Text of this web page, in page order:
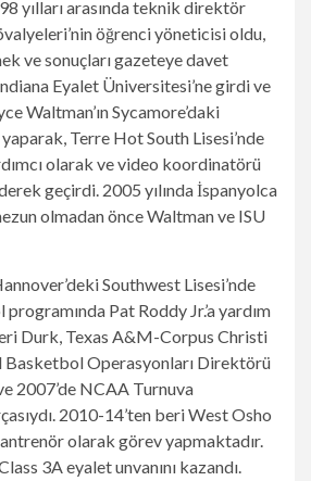
yılları arasında teknik direktör
öğrenci yöneticisi oldu,
ve sonuçları gazeteye davet
Eyalet Üniversitesi’ne girdi ve
Waltman’ın Sycamore’daki
Terre Hot South Lisesi’nde
olarak ve video koordinatörü
geçirdi. 2005 yılında İspanyolca
olmadan önce Waltman ve ISU
Southwest Lisesi’nde
Pat Roddy Jr.’a yardım
Durk, Texas A&M-Corpus Christi
Operasyonları Direktörü
2007’de NCAA Turnuva
2010-14’ten beri West Osho
antrenör olarak görev yapmaktadır.
3A eyalet unvanını kazandı.